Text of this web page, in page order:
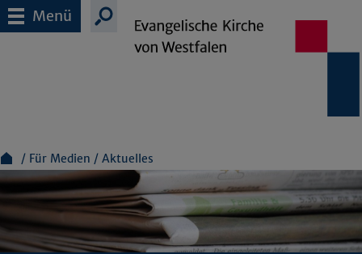
Menü
Für Medien Aktuelles